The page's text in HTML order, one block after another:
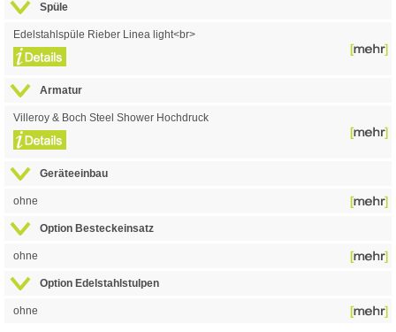
Spüle
Edelstahlspüle Rieber Linea light<br>
Armatur
Villeroy & Boch Steel Shower Hochdruck
Geräteeinbau
ohne
Option Besteckeinsatz
ohne
Option Edelstahlstulpen
ohne